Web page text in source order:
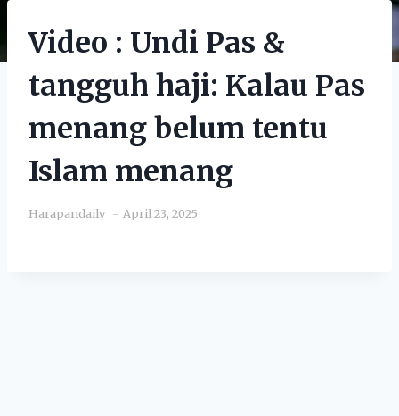
Video : Undi Pas &
tangguh haji: Kalau Pas
menang belum tentu
Islam menang
Harapandaily April 23, 2025